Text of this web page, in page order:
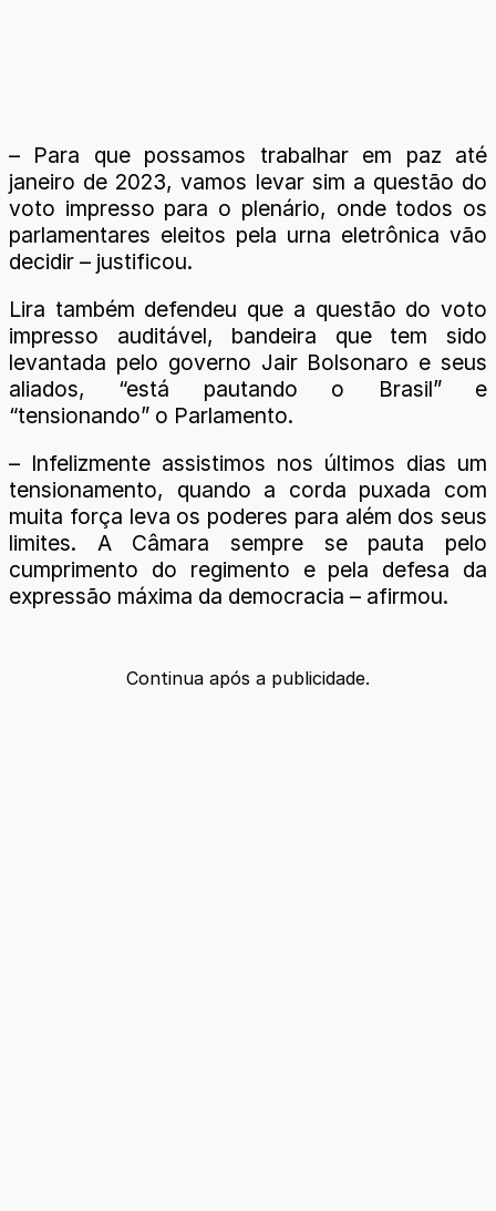
– Para que possamos trabalhar em paz até
janeiro de 2023, vamos levar sim a questão do
voto impresso para o plenário, onde todos os
parlamentares eleitos pela urna eletrônica vão
decidir – justificou.
Lira também defendeu que a questão do voto
impresso auditável, bandeira que tem sido
levantada pelo governo Jair Bolsonaro e seus
aliados, “está pautando o Brasil” e
“tensionando” o Parlamento.
– Infelizmente assistimos nos últimos dias um
tensionamento, quando a corda puxada com
muita força leva os poderes para além dos seus
limites. A Câmara sempre se pauta pelo
cumprimento do regimento e pela defesa da
expressão máxima da democracia – afirmou.
Continua após a publicidade.